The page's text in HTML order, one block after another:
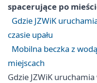
spacerujące po
Gdzie JZWiK
czasie upału
Mobilna beczka z
miejscach
Gdzie JZWiK